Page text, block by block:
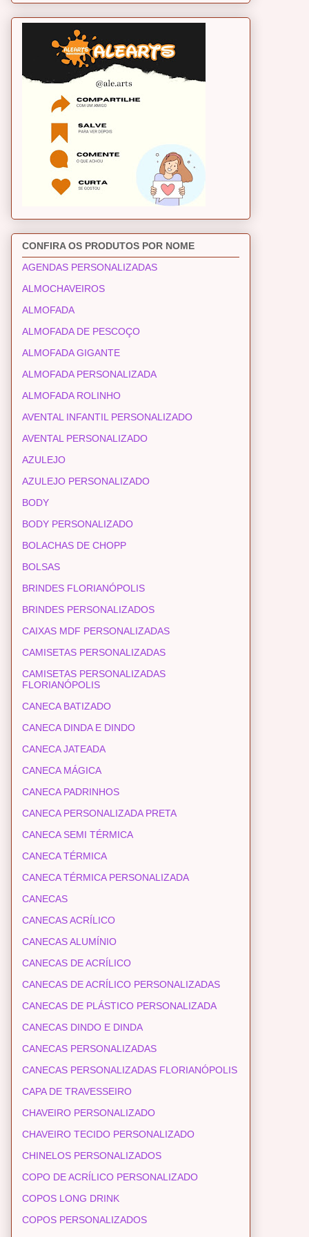
CONFIRA OS PRODUTOS POR NOME
AGENDAS PERSONALIZADAS
ALMOCHAVEIROS
ALMOFADA
ALMOFADA DE PESCOÇO
ALMOFADA GIGANTE
ALMOFADA PERSONALIZADA
ALMOFADA ROLINHO
AVENTAL INFANTIL PERSONALIZADO
AVENTAL PERSONALIZADO
AZULEJO
AZULEJO PERSONALIZADO
BODY
BODY PERSONALIZADO
BOLACHAS DE CHOPP
BOLSAS
BRINDES FLORIANÓPOLIS
BRINDES PERSONALIZADOS
CAIXAS MDF PERSONALIZADAS
CAMISETAS PERSONALIZADAS
CAMISETAS PERSONALIZADAS
FLORIANÓPOLIS
CANECA BATIZADO
CANECA DINDA E DINDO
CANECA JATEADA
CANECA MÁGICA
CANECA PADRINHOS
CANECA PERSONALIZADA PRETA
CANECA SEMI TÉRMICA
CANECA TÉRMICA
CANECA TÉRMICA PERSONALIZADA
CANECAS
CANECAS ACRÍLICO
CANECAS ALUMÍNIO
CANECAS DE ACRÍLICO
CANECAS DE ACRÍLICO PERSONALIZADAS
CANECAS DE PLÁSTICO PERSONALIZADA
CANECAS DINDO E DINDA
CANECAS PERSONALIZADAS
CANECAS PERSONALIZADAS FLORIANÓPOLIS
CAPA DE TRAVESSEIRO
CHAVEIRO PERSONALIZADO
CHAVEIRO TECIDO PERSONALIZADO
CHINELOS PERSONALIZADOS
COPO DE ACRÍLICO PERSONALIZADO
COPOS LONG DRINK
COPOS PERSONALIZADOS